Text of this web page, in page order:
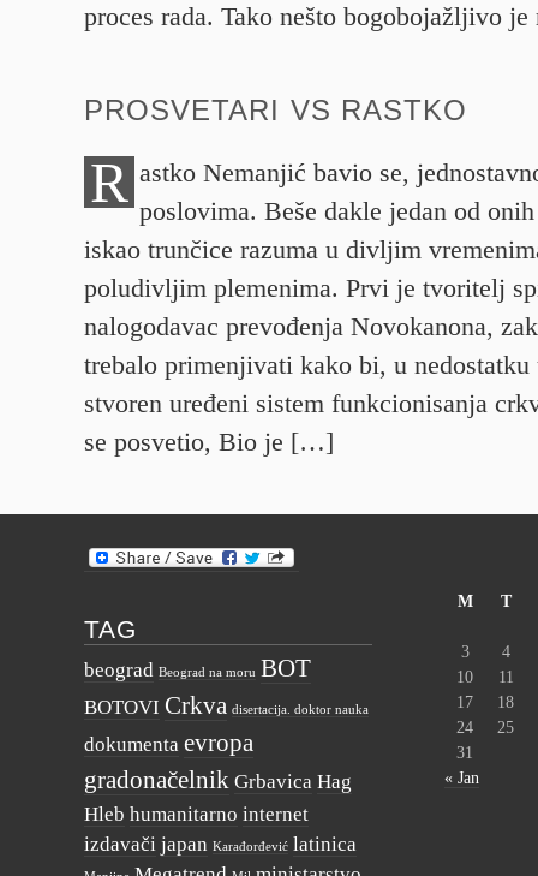
proces rada. Tako nešto bogobojažljivo
PROSVETARI VS RASTKO
R astko Nemanjić bavio se,
poslovima. Beše dakle jedan od
iskao trunčice razuma u divljim
poludivljim plemenima. Prvi je tvoritelj
nalogodavac prevođenja Novokanona,
trebalo primenjivati kako bi, u nedostatku
stvoren uređeni sistem funkcionisanja
se posvetio, Bio je […]
TAG
beograd Beograd na moru BOT
BOTOVI Crkva disertacija. doktor nauka
dokumenta evropa
gradonačelnik Grbavica Hag
Hleb humanitarno internet
izdavači japan Karađorđević latinica
M T
3
4
10
11
17
18
24
25
31
« Jan